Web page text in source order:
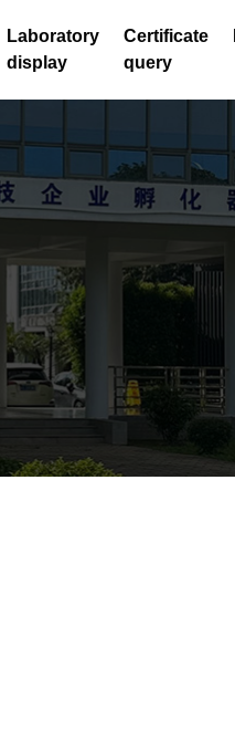
Laboratory
display
Certificate
query